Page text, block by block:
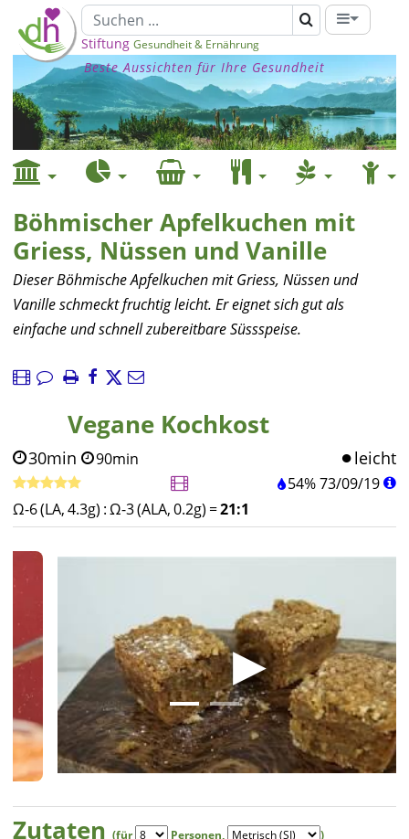
Stiftung Gesundheit & Ernährung
Beste Aussichten für Ihre Gesundheit
Böhmischer Apfelkuchen mit
Griess, Nüssen und Vanille
Dieser Böhmische Apfelkuchen mit Griess, Nüssen und
Vanille schmeckt fruchtig leicht. Er eignet sich gut als
einfache und schnell zubereitbare Süssspeise.
Vegane Kochkost
30min 90min leicht
54%73/09/19
Ω-6 (LA, 4.3g) :Ω-3 (ALA, 0.2g) =21:1
Zutaten (für Personen, )